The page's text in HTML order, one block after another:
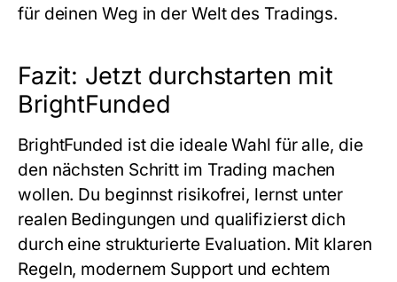
für deinen Weg in der Welt des Tradings.
Fazit: Jetzt durchstarten mit
BrightFunded
BrightFunded ist die ideale Wahl für alle, die
den nächsten Schritt im Trading machen
wollen. Du beginnst risikofrei, lernst unter
realen Bedingungen und qualifizierst dich
durch eine strukturierte Evaluation. Mit klaren
Regeln, modernem Support und echtem